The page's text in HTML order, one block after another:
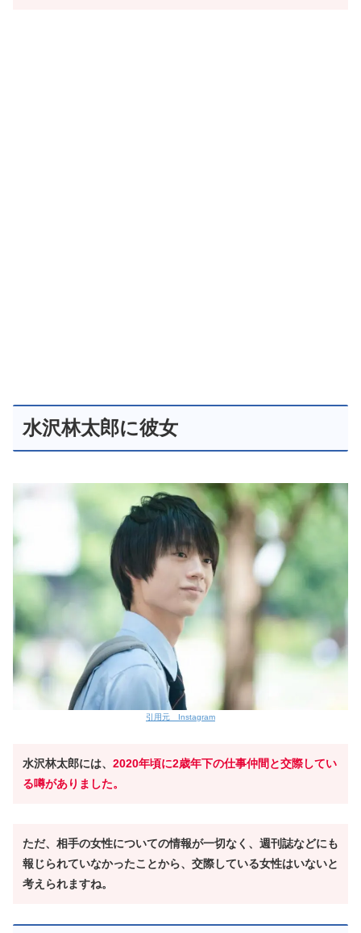
水沢林太郎に彼女
引用元 Instagram
水沢林太郎には、 2020年頃に2歳年下の仕事仲間と交際してい
る噂がありました。
ただ、相手の女性についての情報が一切なく、週刊誌などにも
報じられていなかったことから、交際している女性はいないと
考えられますね。